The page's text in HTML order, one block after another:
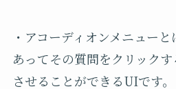
・アコーディオンメニュー
あってその質問をクリック
させることができるUIです。